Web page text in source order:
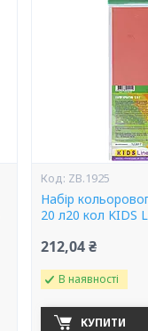
ZB.1925
Набір
20 л20 кол KIDS
212,04 ₴
В наявності
КУПИТИ